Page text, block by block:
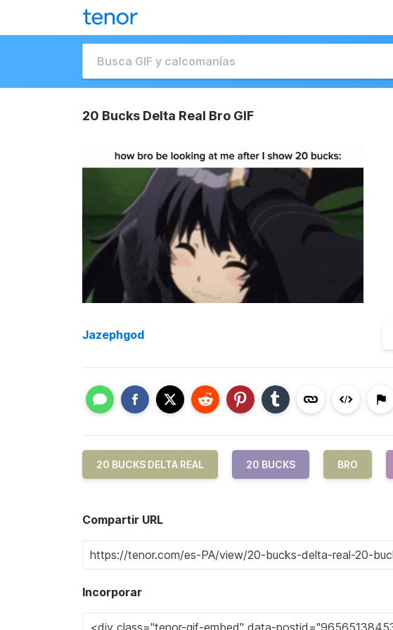
20 Bucks Delta Real Bro GIF
Jazephgod
20 BUCKS DELTA REAL 20 BUCKS BRO
Compartir URL
Incorporar